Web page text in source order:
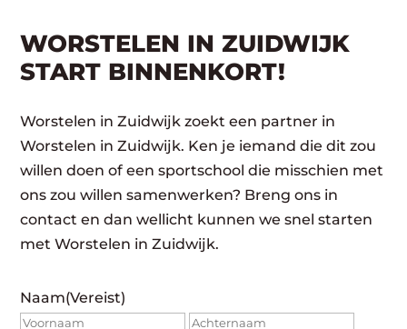
WORSTELEN IN ZUIDWIJK
START BINNENKORT!
Worstelen in Zuidwijk zoekt een partner in
Worstelen in Zuidwijk. Ken je iemand die dit zou
willen doen of een sportschool die misschien met
ons zou willen samenwerken? Breng ons in
contact en dan wellicht kunnen we snel starten
met Worstelen in Zuidwijk.
Naam(Vereist)
Voornaam